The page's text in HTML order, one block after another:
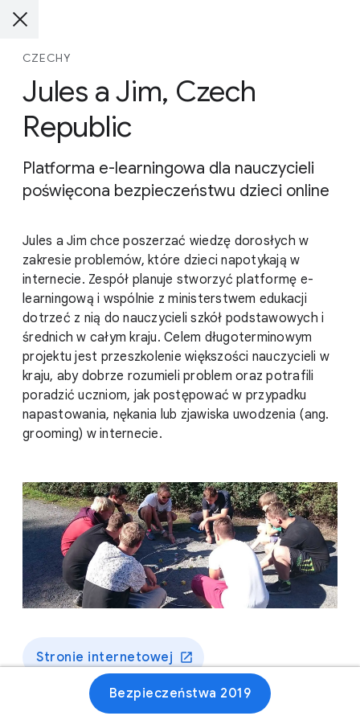
CZECHY
Jules a Jim, Czech
Republic
Platforma e-learningowa dla nauczycieli
poświęcona bezpieczeństwu dzieci online
Jules a Jim chce poszerzać wiedzę dorosłych w
zakresie problemów, które dzieci napotykają w
internecie. Zespół planuje stworzyć platformę e-
learningową i wspólnie z ministerstwem edukacji
dotrzeć z nią do nauczycieli szkół podstawowych i
średnich w całym kraju. Celem długoterminowym
projektu jest przeszkolenie większości nauczycieli w
kraju, aby dobrze rozumieli problem oraz potrafili
poradzić uczniom, jak postępować w przypadku
napastowania, nękania lub zjawiska uwodzenia (ang.
grooming) w internecie.
Stronie internetowej
Bezpieczeństwa 2019